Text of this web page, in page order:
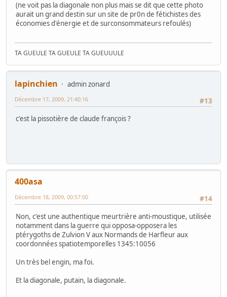
(ne voit pas la diagonale non plus mais se dit que cette photo
aurait un grand destin sur un site de pr0n de fétichistes des
économies d'énergie et de surconsommateurs refoulés)
TA GUEULE TA GUEULE TA GUEUUULE
lapinchien
admin zonard
#13
Décembre 17, 2009, 21:40:16
c'est la pissotière de claude françois ?
400asa
#14
Décembre 18, 2009, 00:57:00
Non, c'est une authentique meurtrière anti-moustique, utilisée
notamment dans la guerre qui opposa-opposera les
ptérygoths de Zulvion V aux Normands de Harfleur aux
coordonnées spatiotemporelles 1345:10056
Un très bel engin, ma foi.
Et la diagonale, putain, la diagonale.